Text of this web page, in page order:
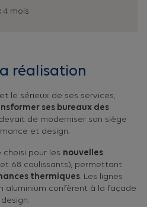
4 mois
réalisation
le sérieux de ses services,
ses bureaux des
de moderniser son siège
et design.
choisi pour les nouvelles
68 coulissants), permettant
thermiques. Les lignes
aluminium confèrent à la façade